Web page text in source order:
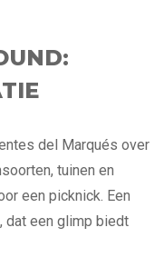
del Marqués over
tuinen en
een picknick. Een
dat een glimp biedt